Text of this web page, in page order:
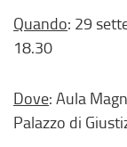
Quando: 29
18.30
Dove: Aula
Palazzo di